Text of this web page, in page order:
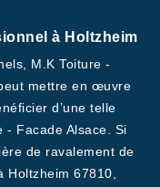
à Holtzheim
M.K Toiture -
mettre en œuvre
d’une telle
- Facade Alsace. Si
de ravalement de
67810,